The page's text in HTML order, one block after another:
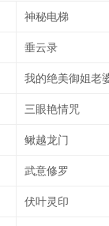
神秘电梯
垂云录
我的绝美御姐老
三眼艳情咒
鳅越龙门
武意修罗
伏叶灵印